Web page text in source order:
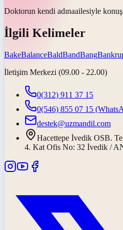
Doktorun kendi adınaailesiyle
İlgili Kelimeler
BakeBalanceBaldBandBang
İletişim Merkezi (09.00 - 22.00)
0(312) 911 37 15
0(546) 855 07 15
destek@uzmandil.com
Hacettepe İvedik OSB.
4. Kat Ofis No: 32 İvedik /